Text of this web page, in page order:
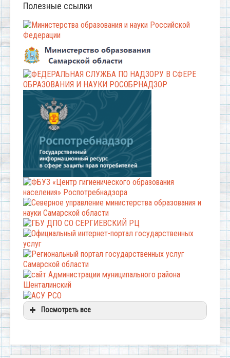
Полезные ссылки
Посмотреть все